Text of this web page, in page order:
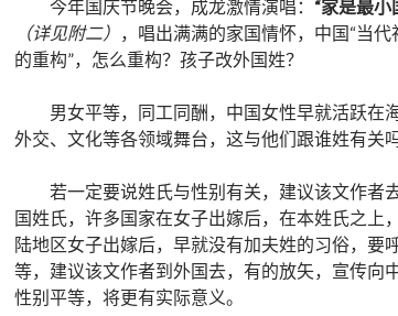
今年国庆节晚会，成龙激情演唱： “家是最小
（详见附二） ，唱出满满的家国情怀，中国“当
的重构”，怎么重构？孩子改外国姓？
男女平等，同工同酬，中国女性早就活跃在
外交、文化等各领域舞台，这与他们跟谁姓有关吗
若一定要说姓氏与性别有关，建议该文作者
国姓氏，许多国家在女子出嫁后，在本姓氏之上
陆地区女子出嫁后，早就没有加夫姓的习俗，要
等，建议该文作者到外国去，有的放矢，宣传向
性别平等，将更有实际意义。